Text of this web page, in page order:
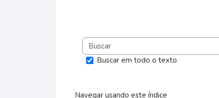
Buscar em todo o texto
Navegar usando este índice